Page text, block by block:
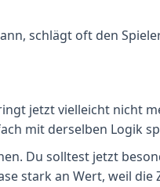
schlägt oft den
jetzt vielleicht nicht
mit derselben Logik
Du solltest jetzt
stark an Wert, weil die